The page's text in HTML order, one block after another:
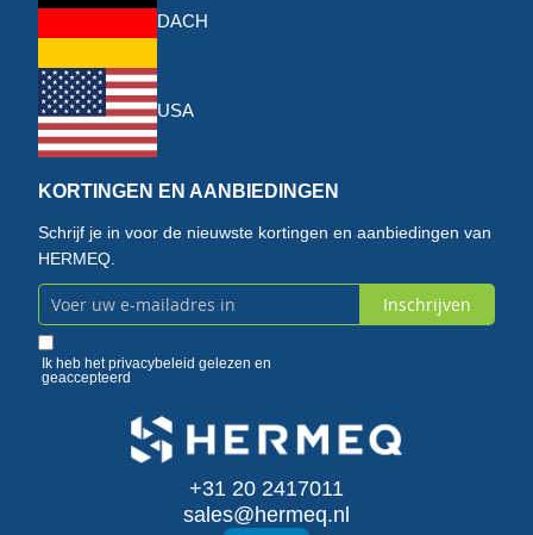
DACH
USA
KORTINGEN EN AANBIEDINGEN
Schrijf je in voor de nieuwste kortingen en aanbiedingen van
HERMEQ.
Abonneer
u
Inschrijven
Ik heb hetprivacybeleid gelezen en
geaccepteerd
+31 20 2417011
sales@hermeq.nl